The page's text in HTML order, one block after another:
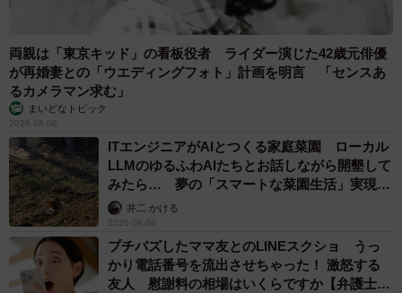
両親は「東京キッド」の看板役者 ライダー演じた42歳元俳優
が再婚妻との「ウエディングフォト」計画を明言 「センスあ
るカメラマン求む」
まいどなトピック
2026.08.08
ITエンジニアがAIとつくる家庭菜園 ローカル
LLMのゆるふわAIたちとお話しながら開墾して
みたら… 夢の「スマートな菜園生活」実現な
るか井二 かける
2026.08.08
プチバズしたママ友とのLINEスクショ うっ
かり電話番号を流出させちゃった！ 激怒する
友人 慰謝料の相場はいくらですか【弁護士が